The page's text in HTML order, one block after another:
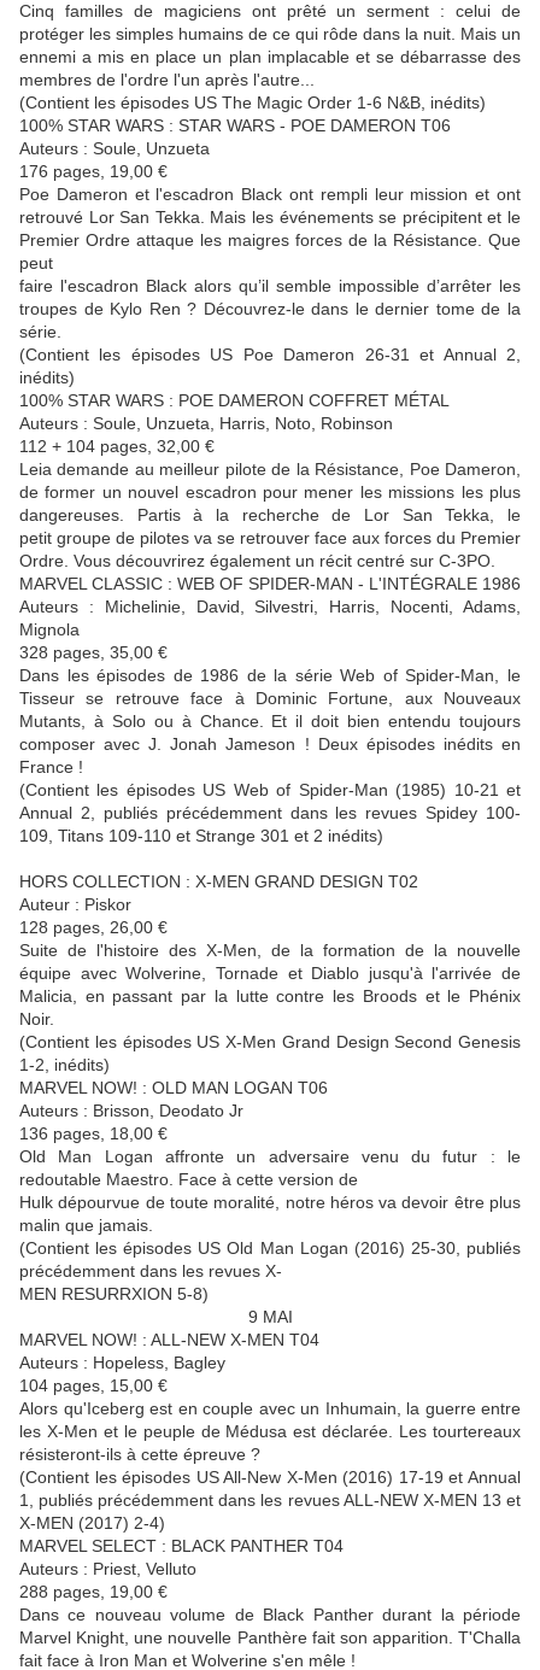
Cinq familles de magiciens ont prêté un serment : celui de
protéger les simples humains de ce qui rôde dans la nuit. Mais un
ennemi a mis en place un plan implacable et se débarrasse des
membres de l'ordre l'un après l'autre...
(Contient les épisodes US The Magic Order 1-6 N&B, inédits)
100% STAR WARS : STAR WARS - POE DAMERON T06
Auteurs : Soule, Unzueta
176 pages, 19,00 €
Poe Dameron et l'escadron Black ont rempli leur mission et ont
retrouvé Lor San Tekka. Mais les événements se précipitent et le
Premier Ordre attaque les maigres forces de la Résistance. Que
peut
faire l'escadron Black alors qu’il semble impossible d’arrêter les
troupes de Kylo Ren ? Découvrez-le dans le dernier tome de la
série.
(Contient les épisodes US Poe Dameron 26-31 et Annual 2,
inédits)
100% STAR WARS : POE DAMERON COFFRET MÉTAL
Auteurs : Soule, Unzueta, Harris, Noto, Robinson
112 + 104 pages, 32,00 €
Leia demande au meilleur pilote de la Résistance, Poe Dameron,
de former un nouvel escadron pour mener les missions les plus
dangereuses. Partis à la recherche de Lor San Tekka, le
petit groupe de pilotes va se retrouver face aux forces du Premier
Ordre. Vous découvrirez également un récit centré sur C-3PO.
MARVEL CLASSIC : WEB OF SPIDER-MAN - L'INTÉGRALE 1986
Auteurs : Michelinie, David, Silvestri, Harris, Nocenti, Adams,
Mignola
328 pages, 35,00 €
Dans les épisodes de 1986 de la série Web of Spider-Man, le
Tisseur se retrouve face à Dominic Fortune, aux Nouveaux
Mutants, à Solo ou à Chance. Et il doit bien entendu toujours
composer avec J. Jonah Jameson ! Deux épisodes inédits en
France !
(Contient les épisodes US Web of Spider-Man (1985) 10-21 et
Annual 2, publiés précédemment dans les revues Spidey 100-
109, Titans 109-110 et Strange 301 et 2 inédits)
HORS COLLECTION : X-MEN GRAND DESIGN T02
Auteur : Piskor
128 pages, 26,00 €
Suite de l'histoire des X-Men, de la formation de la nouvelle
équipe avec Wolverine, Tornade et Diablo jusqu'à l'arrivée de
Malicia, en passant par la lutte contre les Broods et le Phénix
Noir.
(Contient les épisodes US X-Men Grand Design Second Genesis
1-2, inédits)
MARVEL NOW! : OLD MAN LOGAN T06
Auteurs : Brisson, Deodato Jr
136 pages, 18,00 €
Old Man Logan affronte un adversaire venu du futur : le
redoutable Maestro. Face à cette version de
Hulk dépourvue de toute moralité, notre héros va devoir être plus
malin que jamais.
(Contient les épisodes US Old Man Logan (2016) 25-30, publiés
précédemment dans les revues X-
MEN RESURRXION 5-8)
9 MAI
MARVEL NOW! : ALL-NEW X-MEN T04
Auteurs : Hopeless, Bagley
104 pages, 15,00 €
Alors qu'Iceberg est en couple avec un Inhumain, la guerre entre
les X-Men et le peuple de Médusa est déclarée. Les tourtereaux
résisteront-ils à cette épreuve ?
(Contient les épisodes US All-New X-Men (2016) 17-19 et Annual
1, publiés précédemment dans les revues ALL-NEW X-MEN 13 et
X-MEN (2017) 2-4)
MARVEL SELECT : BLACK PANTHER T04
Auteurs : Priest, Velluto
288 pages, 19,00 €
Dans ce nouveau volume de Black Panther durant la période
Marvel Knight, une nouvelle Panthère fait son apparition. T'Challa
fait face à Iron Man et Wolverine s'en mêle !